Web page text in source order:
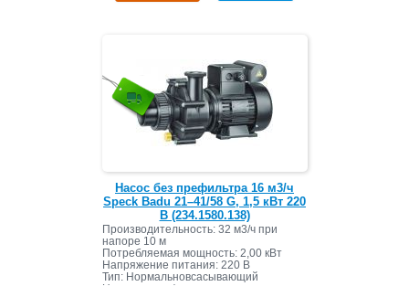
Насос без префильтра 16 м3/ч
Speck Badu 21–41/58 G, 1,5 кВт 220
В (234.1580.138)
Производительность: 32 м3/ч при
напоре 10 м
Потребляемая мощность: 2,00 кВт
Напряжение питания: 220 В
Тип: Нормальновсасывающий
Наличие префильтра: нет